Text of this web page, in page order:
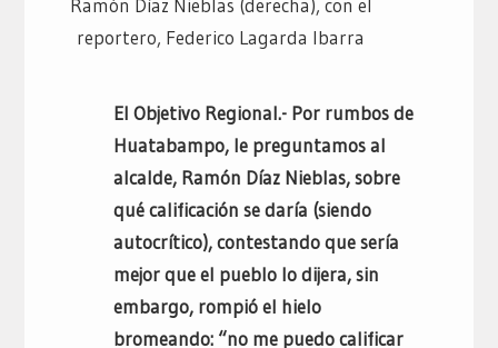
Ramón Díaz Nieblas (derecha), con el
reportero, Federico Lagarda Ibarra
El Objetivo Regional.- Por rumbos de
Huatabampo, le preguntamos al
alcalde, Ramón Díaz Nieblas, sobre
qué calificación se daría (siendo
autocrítico), contestando que sería
mejor que el pueblo lo dijera, sin
embargo, rompió el hielo
bromeando: “no me puedo calificar